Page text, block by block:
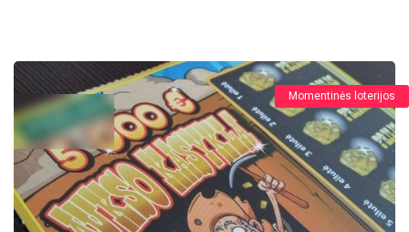
Momentinės loterijos